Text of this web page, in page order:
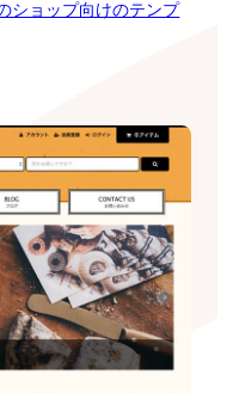
ショップ向けのテンプ